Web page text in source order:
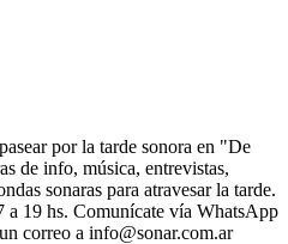
por la tarde sonora en "De
de info, música, entrevistas,
sonaras para atravesar la tarde.
a 19 hs. Comunícate vía WhatsApp
correo a info@sonar.com.ar